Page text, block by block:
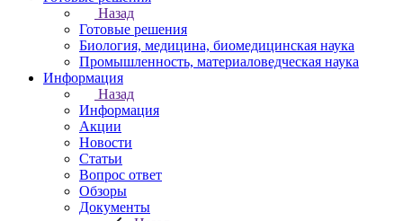
Назад
Готовые решения
Биология, медицина, биомедицинская наука
Промышленность, материаловедческая наука
Информация
Назад
Информация
Акции
Новости
Статьи
Вопрос ответ
Обзоры
Документы